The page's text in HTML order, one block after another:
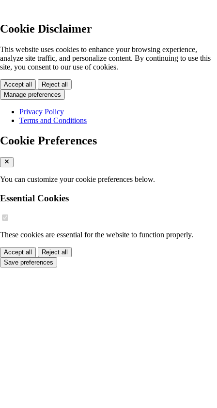
Cookie Disclaimer
This website uses cookies to enhance your browsing experience,
analyze site traffic, and personalize content. By continuing to use this
site, you consent to our use of cookies.
Accept all
Reject all
Manage preferences
Privacy Policy
Terms and Conditions
Cookie Preferences
You can customize your cookie preferences below.
Essential Cookies
These cookies are essential for the website to function properly.
Accept all
Reject all
Save preferences